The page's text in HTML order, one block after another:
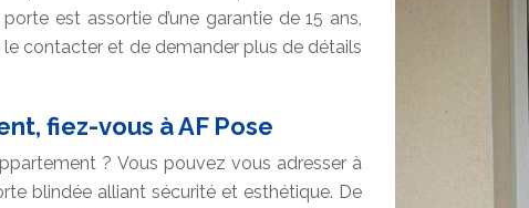
est assortie d’une garantie de 15 ans,
contacter et de demander plus de détails
fiez-vous à AF Pose
? Vous pouvez vous adresser à
blindée alliant sécurité et esthétique. De